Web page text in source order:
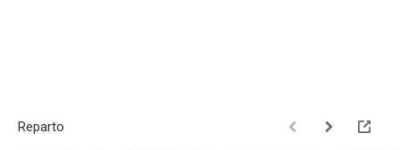
Reparto